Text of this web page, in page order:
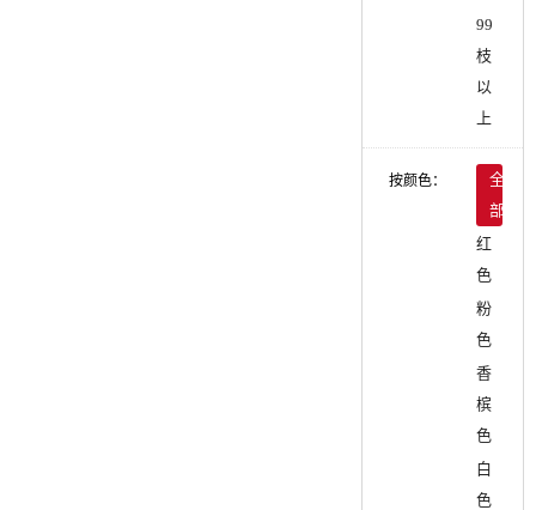
99
枝
以
上
按颜色：
全
部
红
色
粉
色
香
槟
色
白
色